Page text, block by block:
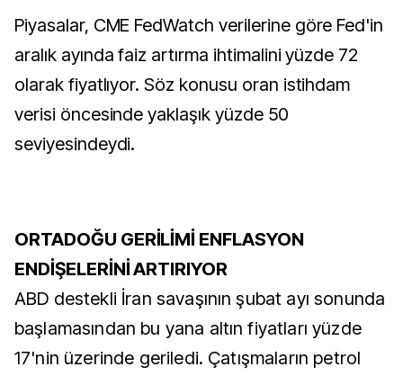
Piyasalar, CME FedWatch verilerine göre Fed'in
aralık ayında faiz artırma ihtimalini yüzde 72
olarak fiyatlıyor. Söz konusu oran istihdam
verisi öncesinde yaklaşık yüzde 50
seviyesindeydi.
ORTADOĞU GERİLİMİ ENFLASYON
ENDİŞELERİNİ ARTIRIYOR
ABD destekli İran savaşının şubat ayı sonunda
başlamasından bu yana altın fiyatları yüzde
17'nin üzerinde geriledi. Çatışmaların petrol